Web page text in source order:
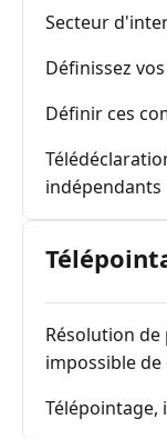
Secteur
Définissez
Définir ces
indépendants
Résolution
impossible